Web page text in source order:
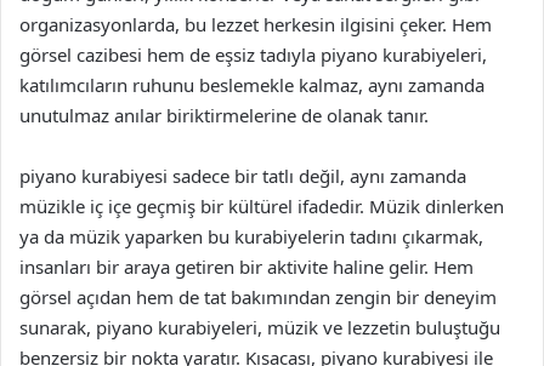
organizasyonlarda, bu lezzet herkesin ilgisini çeker. Hem
görsel cazibesi hem de eşsiz tadıyla piyano kurabiyeleri,
katılımcıların ruhunu beslemekle kalmaz, aynı zamanda
unutulmaz anılar biriktirmelerine de olanak tanır.
piyano kurabiyesi sadece bir tatlı değil, aynı zamanda
müzikle iç içe geçmiş bir kültürel ifadedir. Müzik dinlerken
ya da müzik yaparken bu kurabiyelerin tadını çıkarmak,
insanları bir araya getiren bir aktivite haline gelir. Hem
görsel açıdan hem de tat bakımından zengin bir deneyim
sunarak, piyano kurabiyeleri, müzik ve lezzetin buluştuğu
benzersiz bir nokta yaratır. Kısacası, piyano kurabiyesi ile